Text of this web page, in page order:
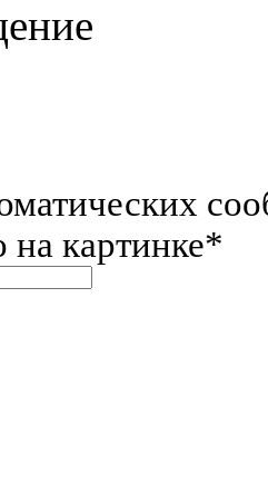
на картинке*